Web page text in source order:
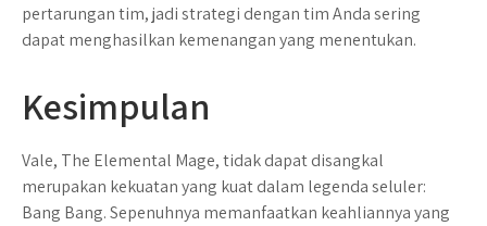
pertarungan tim, jadi strategi dengan tim Anda sering
dapat menghasilkan kemenangan yang menentukan.
Kesimpulan
Vale, The Elemental Mage, tidak dapat disangkal
merupakan kekuatan yang kuat dalam legenda seluler:
Bang Bang. Sepenuhnya memanfaatkan keahliannya yang